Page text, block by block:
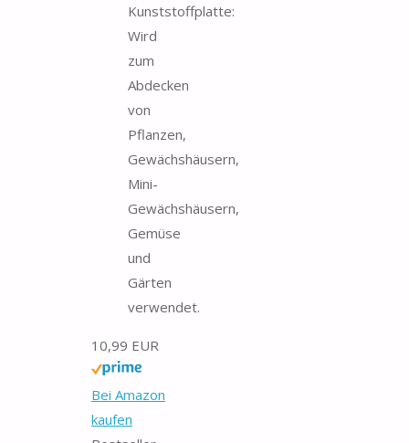
Kunststoffplatte:
Wird
zum
Abdecken
von
Pflanzen,
Gewächshäusern,
Mini-
Gewächshäusern,
Gemüse
und
Gärten
verwendet.
10,99 EUR
Bei Amazon
kaufen